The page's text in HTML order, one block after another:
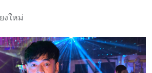
งใหม่